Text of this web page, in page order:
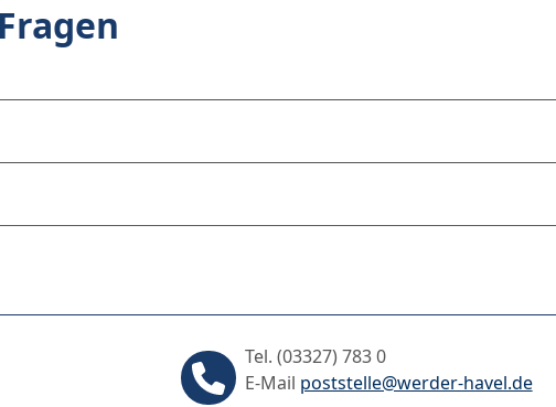
Tel. (03327) 783 0
E-Mail poststelle@werder-havel.de